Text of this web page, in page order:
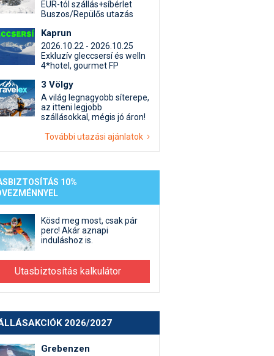
Termékkereső
egyéb síeléshez kapcsolódó téma
kapcsolatos kérdések és válaszok
beszélgetések
EUR-tól szállás+síbérlet
Buszos/Repülős utazás
Kaprun
2026.10.22 - 2026.10.25
Exkluzív gleccsersí és welln
4*hotel, gourmet FP
3 Völgy
A világ legnagyobb síterepe,
az itteni legjobb
szállásokkal, mégis jó áron!
További utazási ajánlatok
10%
Kösd meg most, csak pár
perc! Akár aznapi
induláshoz is.
Utasbiztosítás kalkulátor
2026/2027
Grebenzen